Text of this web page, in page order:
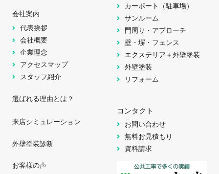
会社案内
代表挨拶
会社概要
企業理念
アクセスマップ
スタッフ紹介
選ばれる理由とは？
カーポート（駐車場）
サンルーム
門周り・アプローチ
壁・塀・フェンス
エクステリア＋外壁塗装
外壁塗装
リフォーム
来店シミュレーション
外壁塗装診断
お客様の声
コンタクト
お問い合わせ
無料お見積もり
資料請求